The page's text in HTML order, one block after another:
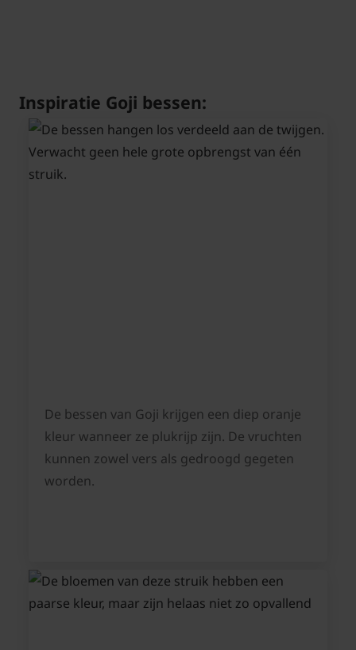
Inspiratie Goji bessen:
De bessen van Goji krijgen een diep oranje
kleur wanneer ze plukrijp zijn. De vruchten
kunnen zowel vers als gedroogd gegeten
worden.